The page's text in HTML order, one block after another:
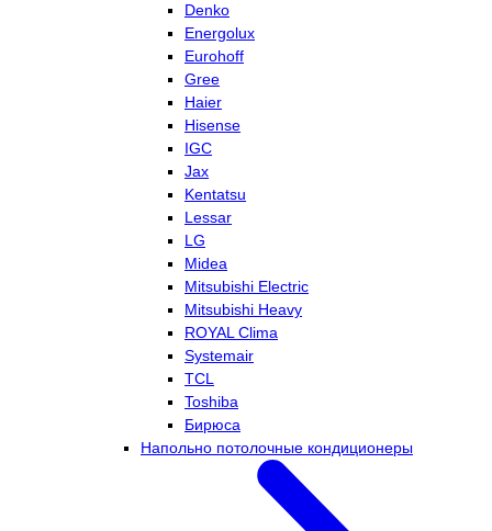
Denko
Energolux
Eurohoff
Gree
Haier
Hisense
IGC
Jax
Kentatsu
Lessar
LG
Midea
Mitsubishi Electric
Mitsubishi Heavy
ROYAL Clima
Systemair
TCL
Toshiba
Бирюса
Напольно потолочные кондиционеры